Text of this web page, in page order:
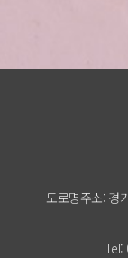
도로명주소: 경
Tel: